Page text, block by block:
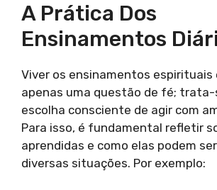
A Prática Dos
Ensinamentos
Viver os ensinamentos espirituais
apenas uma questão de fé; trata-
escolha consciente de agir com
Para isso, é fundamental refletir
aprendidas e como elas podem
diversas situações. Por exemplo: